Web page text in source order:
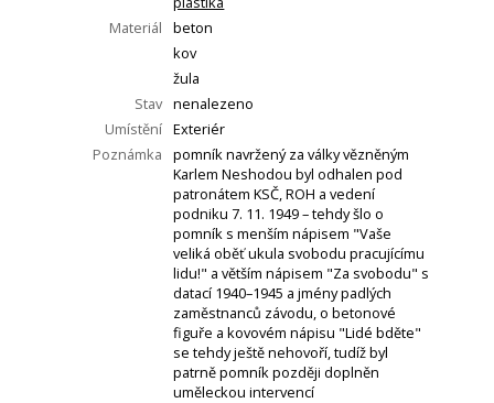
Materiál
beton
kov
žula
Stav nenalezeno
Umístění Exteriér
Poznámka
pomník navržený za války vězněným
Karlem Neshodou byl odhalen pod
patronátem KSČ, ROH a vedení
podniku 7. 11. 1949 – tehdy šlo o
pomník s menším nápisem "Vaše
veliká oběť ukula svobodu pracujícímu
lidu!" a větším nápisem "Za svobodu" s
datací 1940–1945 a jmény padlých
zaměstnanců závodu, o betonové
figuře a kovovém nápisu "Lidé bděte"
se tehdy ještě nehovoří, tudíž byl
patrně pomník později doplněn
uměleckou intervencí